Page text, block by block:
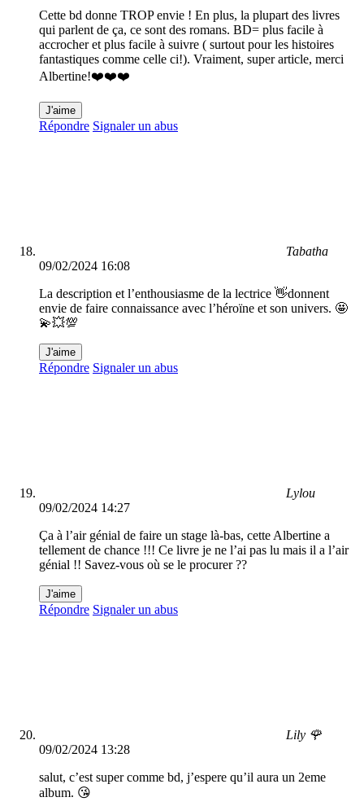
Cette bd donne TROP envie ! En plus, la plupart des livres
qui parlent de ça, ce sont des romans. BD= plus facile à
accrocher et plus facile à suivre ( surtout pour les histoires
fantastiques comme celle ci!). Vraiment, super article, merci
Albertine!❤️❤️❤️
J'aime
Répondre Signaler un abus
Tabatha
09/02/2024 16:08
La description et l’enthousiasme de la lectrice 👋donnent
envie de faire connaissance avec l’héroïne et son univers. 🤩
💫💥💯
J'aime
Répondre Signaler un abus
Lylou
09/02/2024 14:27
Ça à l’air génial de faire un stage là-bas, cette Albertine a
tellement de chance !!! Ce livre je ne l’ai pas lu mais il a l’air
génial !! Savez-vous où se le procurer ??
J'aime
Répondre Signaler un abus
Lily 🌹
09/02/2024 13:28
salut, c’est super comme bd, j’espere qu’il aura un 2eme
album. 😘